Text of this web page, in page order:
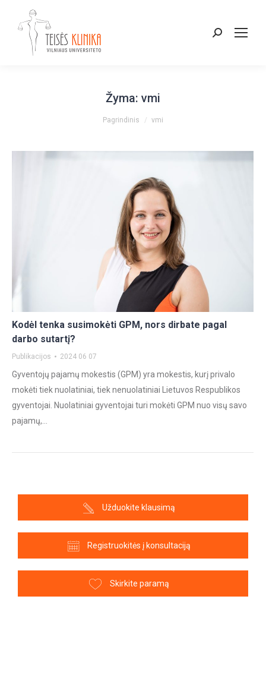
Paieška:
Žyma: vmi
You are here:
Pagrindinis vmi
Kodėl tenka susimokėti GPM, nors dirbate pagal
darbo sutartį?
Publikacijos 2024 06 07
Gyventojų pajamų mokestis (GPM) yra mokestis, kurį privalo
mokėti tiek nuolatiniai, tiek nenuolatiniai Lietuvos Respublikos
gyventojai. Nuolatiniai gyventojai turi mokėti GPM nuo visų savo
pajamų,…
Užduokite klausimą
Registruokitės į konsultaciją
Skirkite paramą